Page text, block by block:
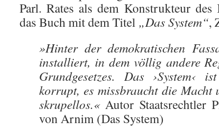
Parl. Rates als dem Konstrukteur des
das Buch mit dem Titel „Das System“,
»Hinter der demokratischen
installiert, in dem völlig andere
Grundgesetzes. Das ›System‹
korrupt, es missbraucht die
skrupellos.«Autor Staatsrechtler
von Arnim (Das System)